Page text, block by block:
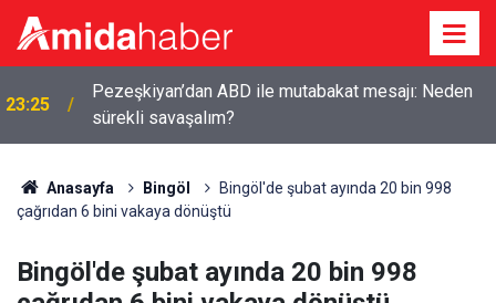
23:25
Pezeşkiyan’dan ABD ile mutabakat mesajı: Neden
sürekli savaşalım?
Anasayfa Bingöl
Bingöl'de şubat ayında 20 bin 998
çağrıdan 6 bini vakaya dönüştü
Bingöl'de şubat ayında 20 bin 998